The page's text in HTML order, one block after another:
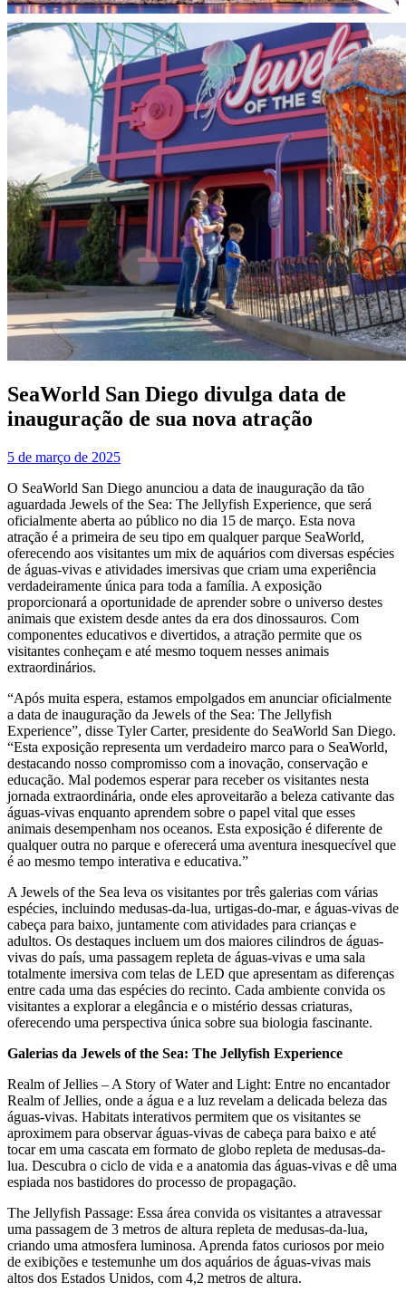
SeaWorld San Diego divulga data de
inauguração de sua nova atração
5 de março de 2025
O SeaWorld San Diego anunciou a data de inauguração da tão
aguardada Jewels of the Sea: The Jellyfish Experience, que será
oficialmente aberta ao público no dia 15 de março. Esta nova
atração é a primeira de seu tipo em qualquer parque SeaWorld,
oferecendo aos visitantes um mix de aquários com diversas espécies
de águas-vivas e atividades imersivas que criam uma experiência
verdadeiramente única para toda a família. A exposição
proporcionará a oportunidade de aprender sobre o universo destes
animais que existem desde antes da era dos dinossauros. Com
componentes educativos e divertidos, a atração permite que os
visitantes conheçam e até mesmo toquem nesses animais
extraordinários.
“Após muita espera, estamos empolgados em anunciar oficialmente
a data de inauguração da Jewels of the Sea: The Jellyfish
Experience”, disse Tyler Carter, presidente do SeaWorld San Diego.
“Esta exposição representa um verdadeiro marco para o SeaWorld,
destacando nosso compromisso com a inovação, conservação e
educação. Mal podemos esperar para receber os visitantes nesta
jornada extraordinária, onde eles aproveitarão a beleza cativante das
águas-vivas enquanto aprendem sobre o papel vital que esses
animais desempenham nos oceanos. Esta exposição é diferente de
qualquer outra no parque e oferecerá uma aventura inesquecível que
é ao mesmo tempo interativa e educativa.”
A Jewels of the Sea leva os visitantes por três galerias com várias
espécies, incluindo medusas-da-lua, urtigas-do-mar, e águas-vivas de
cabeça para baixo, juntamente com atividades para crianças e
adultos. Os destaques incluem um dos maiores cilindros de águas-
vivas do país, uma passagem repleta de águas-vivas e uma sala
totalmente imersiva com telas de LED que apresentam as diferenças
entre cada uma das espécies do recinto. Cada ambiente convida os
visitantes a explorar a elegância e o mistério dessas criaturas,
oferecendo uma perspectiva única sobre sua biologia fascinante.
Galerias da Jewels of the Sea: The Jellyfish Experience
Realm of Jellies – A Story of Water and Light: Entre no encantador
Realm of Jellies, onde a água e a luz revelam a delicada beleza das
águas-vivas. Habitats interativos permitem que os visitantes se
aproximem para observar águas-vivas de cabeça para baixo e até
tocar em uma cascata em formato de globo repleta de medusas-da-
lua. Descubra o ciclo de vida e a anatomia das águas-vivas e dê uma
espiada nos bastidores do processo de propagação.
The Jellyfish Passage: Essa área convida os visitantes a atravessar
uma passagem de 3 metros de altura repleta de medusas-da-lua,
criando uma atmosfera luminosa. Aprenda fatos curiosos por meio
de exibições e testemunhe um dos aquários de águas-vivas mais
altos dos Estados Unidos, com 4,2 metros de altura.